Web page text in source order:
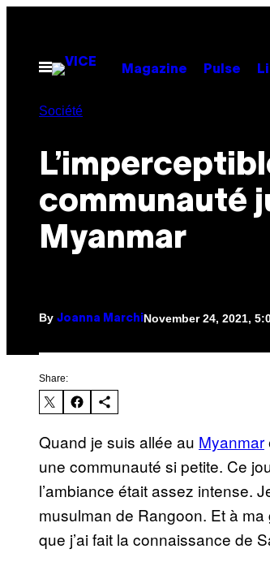
contentOpen
Menu
Magazine Pulse
Société
communauté
Myanmar
By Joanna Marchi November 24, 2021,
Share:
Quand je suis allée au Myanmar
une communauté si petite. Ce
l’ambiance était assez intense.
musulman de Rangoon. Et à
que j’ai fait la connaissance de